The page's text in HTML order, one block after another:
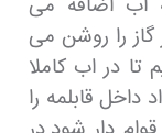
گاز را روشن می
در اب کاملا
مواد داخل قابلمه را